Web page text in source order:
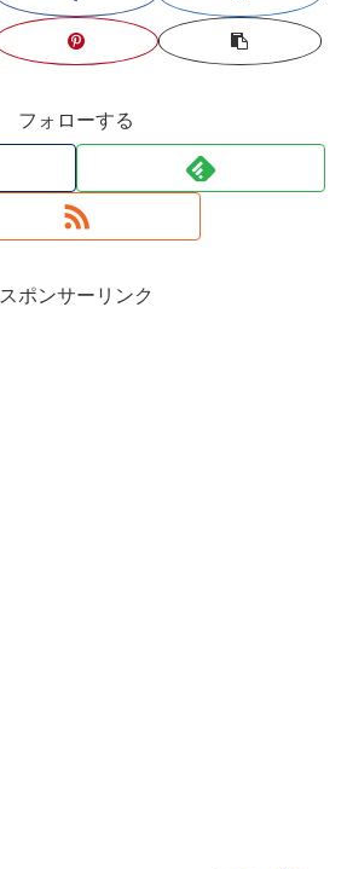
フォローする
スポンサーリンク